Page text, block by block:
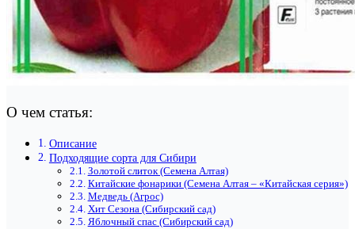
О чем статья:
Описание
Подходящие сорта для Сибири
Золотой слиток (Семена Алтая)
Китайские фонарики (Семена Алтая – «Китайская серия»)
Медведь (Агрос)
Хит Сезона (Сибирский сад)
Яблочный спас (Сибирский сад)